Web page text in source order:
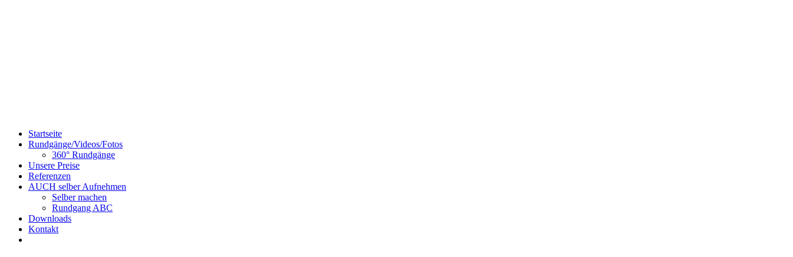
Startseite
Rundgänge/Videos/Fotos
360° Rundgänge
Unsere Preise
Referenzen
AUCH selber Aufnehmen
Selber machen
Rundgang ABC
Downloads
Kontakt